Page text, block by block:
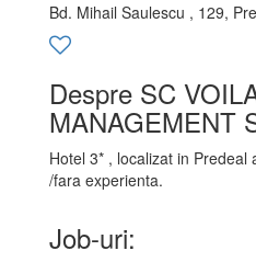
Bd. Mihail Saulescu , 129,
Despre SC
MANAGEMENT
Hotel 3* , localizat in Predeal
/fara experienta.
Job-uri: